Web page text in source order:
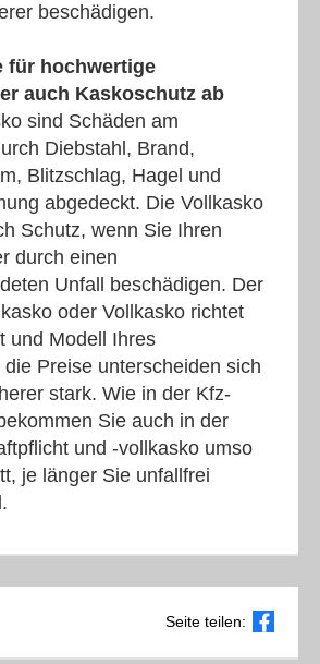
beschädigen.
für hochwertige
auch Kaskoschutz ab
sind Schäden am
Diebstahl, Brand,
Blitzschlag, Hagel und
abgedeckt. Die Vollkasko
Schutz, wenn Sie Ihren
durch einen
Unfall beschädigen. Der
oder Vollkasko richtet
und Modell Ihres
Preise unterscheiden sich
stark. Wie in der Kfz-
Sie auch in der
und -vollkasko umso
je länger Sie unfallfrei
Seite teilen: